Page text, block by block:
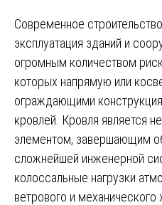
Современное
эксплуатация зданий и
огромным количеством
которых напрямую или
ограждающими
кровлей. Кровля является
элементом, завершающим
сложнейшей инженерной
колоссальные нагрузки
ветрового и